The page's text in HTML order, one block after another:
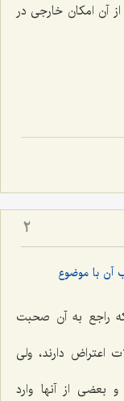
آن امكان خارجى در
2
آن با موضوع
راجع به آن صحبت
اعتراض دارند، ولى
بعضى از آنها وارد